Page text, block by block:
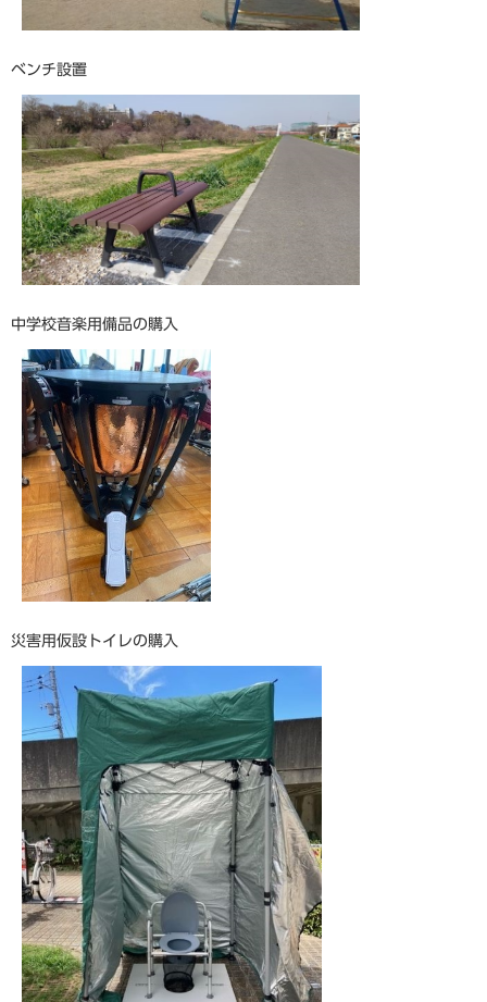
ベンチ設置
中学校音楽用備品の購入
災害用仮設トイレの購入